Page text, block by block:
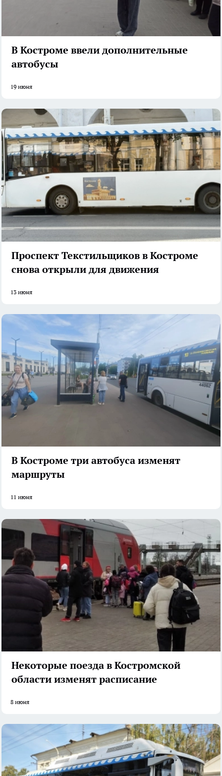
В Костроме ввели дополнительные
автобусы
19 июня
Проспект Текстильщиков в Костроме
снова открыли для движения
13 июня
В Костроме три автобуса изменят
маршруты
11 июня
Некоторые поезда в Костромской
области изменят расписание
8 июня